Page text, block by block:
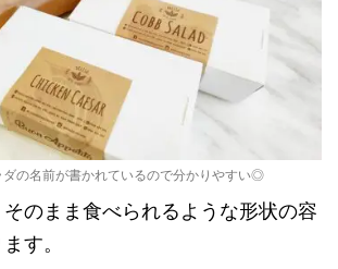
ダの名前が書かれているので分かりやすい◎
のまま食べられるような形状の容
す。